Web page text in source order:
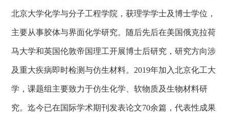
北京大学化学与分子工程学院，获理学学士及博士学位，
主要从事胶体与界面化学研究。随后先后在美国俄克拉荷
马大学和英国伦敦帝国理工开展博士后研究，研究方向涉
及重大疾病即时检测与仿生材料。 2019年加入北京化工大
学 ，课题组主要致力于仿生化学、软物质及生物材料研
究。迄今已在国际学术期刊发表论文70余篇，代表性成果